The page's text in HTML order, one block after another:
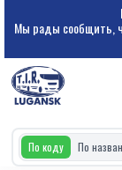
Мы рады сообщить,
По коду По